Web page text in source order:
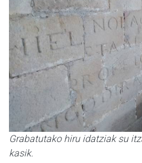
Grabatutako hiru idatziak su
kasik.